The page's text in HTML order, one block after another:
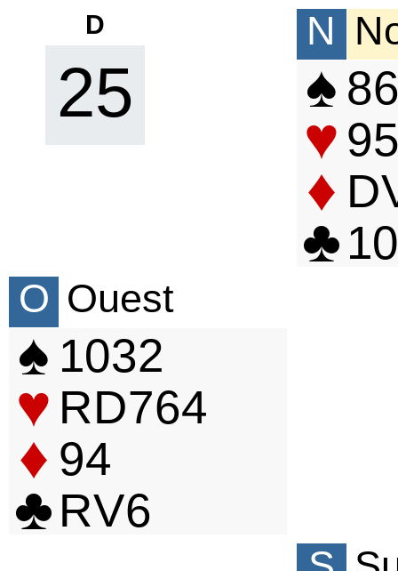
♣ RV6
♦ 94
♥ RD764
♠ 1032
O Ouest
♣ 10
♦ D
♥ 95
♠ 86
N
D
25